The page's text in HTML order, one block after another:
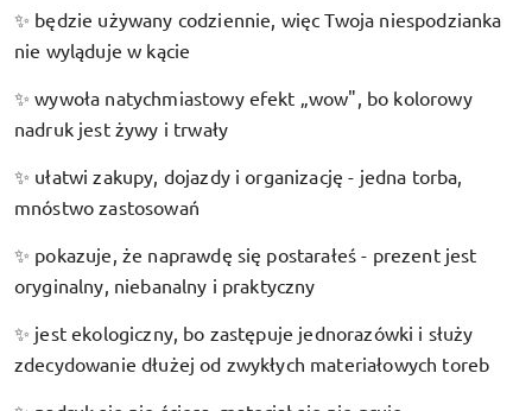
✨ będzie używany codziennie, więc Twoja niespodzianka
nie wyląduje w kącie
✨ wywoła natychmiastowy efekt „wow", bo kolorowy
nadruk jest żywy i trwały
✨ ułatwi zakupy, dojazdy i organizację - jedna torba,
mnóstwo zastosowań
✨ pokazuje, że naprawdę się postarałeś - prezent jest
oryginalny, niebanalny i praktyczny
✨ jest ekologiczny, bo zastępuje jednorazówki i służy
zdecydowanie dłużej od zwykłych materiałowych toreb